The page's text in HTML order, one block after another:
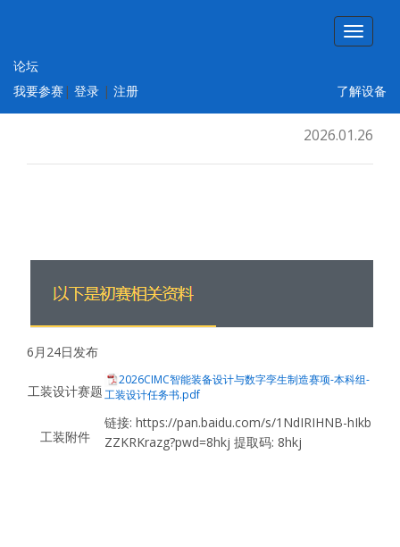
论坛
我要参赛 | 登录 | 注册 了解设备
智能制造工程设计与应用类赛项：智能装备
设计与数字孪生制造方向
2026.01.26
6月24日发布
工装设计赛题
2026CIMC智能装备设计与数字孪生制造赛项-本科组-
工装设计任务书.pdf
工装附件
链接: https://pan.baidu.com/s/1NdIRIHNB-hIkb
ZZKRKrazg?pwd=8hkj 提取码: 8hkj